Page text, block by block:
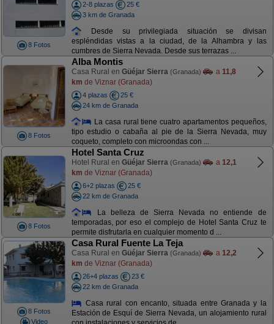
8 Fotos
2-8 plazas
25 €
3 km de Granada
Desde su privilegiada situación se divisan
espléndidas vistas a la ciudad, de la Alhambra y las
cumbres de Sierra Nevada. Desde sus terrazas ...
8 Fotos
Alba Montis
Casa Rural en Güéjar Sierra (Granada) a 11,8
km de Viznar (Granada)
4 plazas
25 €
24 km de Granada
La casa rural tiene cuatro apartamentos pequeños,
tipo estudio o cabaña al pie de la Sierra Nevada, muy
coqueto, completo con microondas con ...
8 Fotos
Hotel Santa Cruz
Hotel Rural en Güéjar Sierra (Granada) a 12,1
km de Viznar (Granada)
6+2 plazas
25 €
22 km de Granada
La belleza de Sierra Nevada no entiende de
temporadas, por eso el complejo de Hotel Santa Cruz te
permite disfrutarla en cualquier momento d ...
8 Fotos
Video
Casa Rural Fuente La Teja
Casa Rural en Güéjar Sierra (Granada) a 12,2
km de Viznar (Granada)
26+4 plazas
23 €
22 km de Granada
Casa rural con encanto, situada entre Granada y la
Estación de Esquí de Sierra Nevada, un alojamiento rural